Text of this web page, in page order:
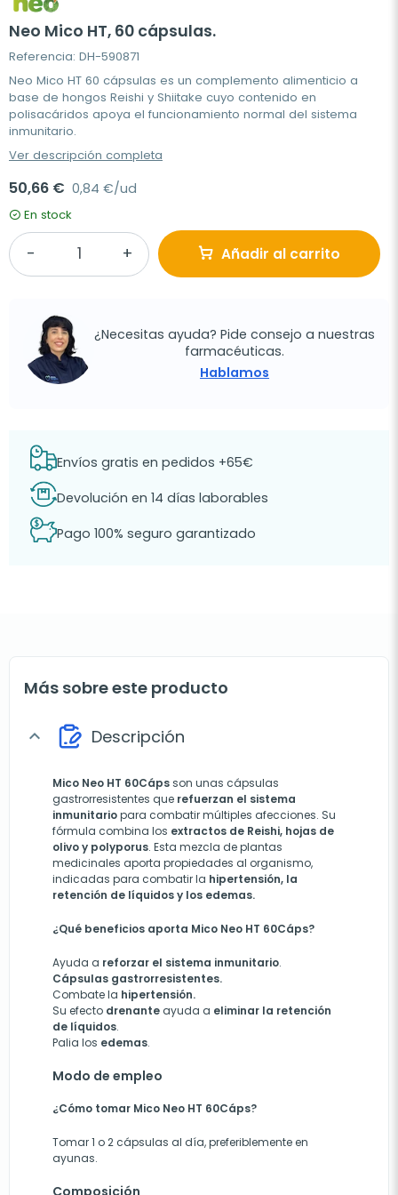
Neo Mico HT, 60 cápsulas.
Referencia: DH-590871
Neo Mico HT 60 cápsulas es un complemento alimenticio a
base de hongos Reishi y Shiitake cuyo contenido en
polisacáridos apoya el funcionamiento normal del sistema
inmunitario.
Ver descripción completa
50,66 € 0,84 €/ud
En stock
Añadir al carrito
¿Necesitas ayuda? Pide consejo a nuestras
farmacéuticas.
Hablamos
Envíos gratis en pedidos +65€
Devolución en 14 días laborables
Pago 100% seguro garantizado
Más sobre este producto
expand_more Descripción
Mico Neo HT 60Cápsson unas cápsulas
gastrorresistentes que refuerzan el sistema
inmunitariopara combatir múltiples afecciones. Su
fórmula combina los extractos de Reishi, hojas de
olivo y polyporus. Esta mezcla de plantas
medicinales aporta propiedades al organismo,
indicadas para combatir la hipertensión, la
retención de líquidos y los edemas.
¿Qué beneficios aporta Mico Neo HT 60Cáps?
Ayuda a reforzar el sistema inmunitario.
Cápsulas gastrorresistentes.
Combate la hipertensión.
Su efecto drenante ayuda a eliminar la retención
de líquidos.
Palia los edemas.
Modo de empleo
¿Cómo tomar Mico Neo HT 60Cáps?
Tomar 1 o 2 cápsulas al día, preferiblemente en
ayunas.